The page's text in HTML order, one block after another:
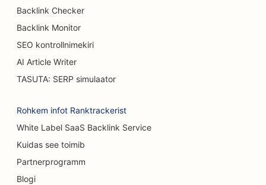
SEO Koogipoodide jaoks
SEO põletuskirurgidele
SEO autopesulate jaoks
SEO kohvikutele
SEO vaipade ja põrandakattematerjalide
kauplustele
SEO Casual Dining restoranidele
Backlink Checker
Backlink Monitor
SEO kontrollnimekiri
AI Article Writer
TASUTA: SERP simulaator
Rohkem infot Ranktrackerist
White Label SaaS Backlink Service
Kuidas see toimib
Partnerprogramm
Blogi